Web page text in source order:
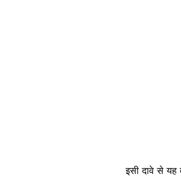
इसी दावे से